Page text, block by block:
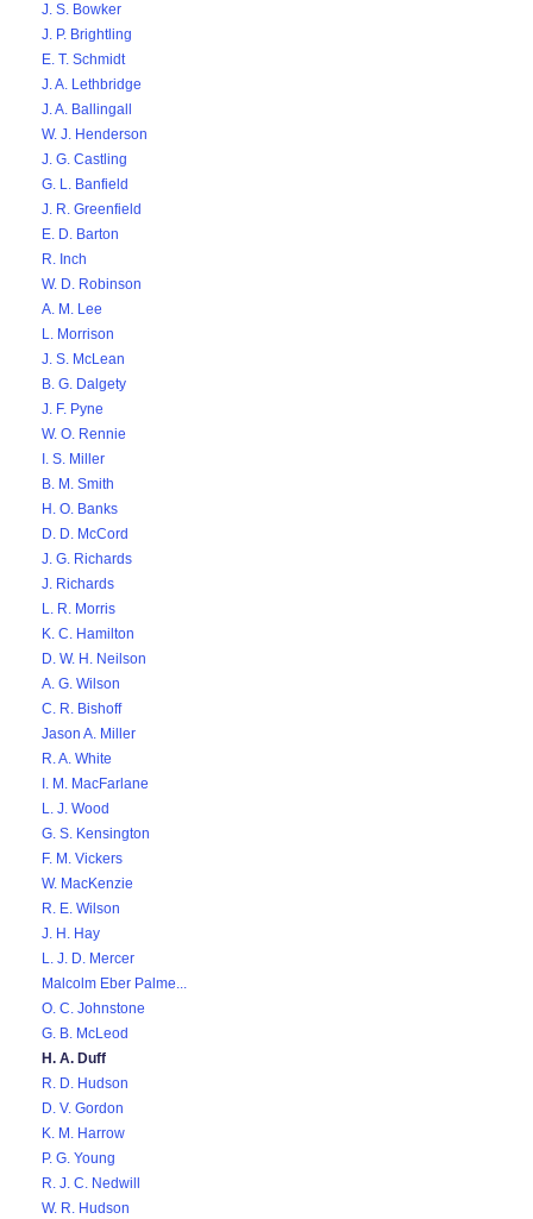
J. S. Bowker
J. P. Brightling
E. T. Schmidt
J. A. Lethbridge
J. A. Ballingall
W. J. Henderson
J. G. Castling
G. L. Banfield
J. R. Greenfield
E. D. Barton
R. Inch
W. D. Robinson
A. M. Lee
L. Morrison
J. S. McLean
B. G. Dalgety
J. F. Pyne
W. O. Rennie
I. S. Miller
B. M. Smith
H. O. Banks
D. D. McCord
J. G. Richards
J. Richards
L. R. Morris
K. C. Hamilton
D. W. H. Neilson
A. G. Wilson
C. R. Bishoff
Jason A. Miller
R. A. White
I. M. MacFarlane
L. J. Wood
G. S. Kensington
F. M. Vickers
W. MacKenzie
R. E. Wilson
J. H. Hay
L. J. D. Mercer
Malcolm Eber Palme...
O. C. Johnstone
G. B. McLeod
H. A. Duff
R. D. Hudson
D. V. Gordon
K. M. Harrow
P. G. Young
R. J. C. Nedwill
W. R. Hudson